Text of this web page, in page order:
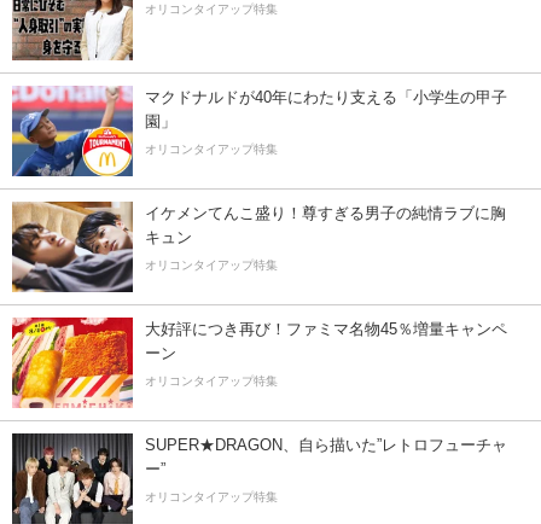
オリコンタイアップ特集
マクドナルドが40年にわたり支える「小学生の甲子
園」
オリコンタイアップ特集
イケメンてんこ盛り！尊すぎる男子の純情ラブに胸
キュン
オリコンタイアップ特集
大好評につき再び！ファミマ名物45％増量キャンペ
ーン
オリコンタイアップ特集
SUPER★DRAGON、自ら描いた”レトロフューチャ
ー”
オリコンタイアップ特集